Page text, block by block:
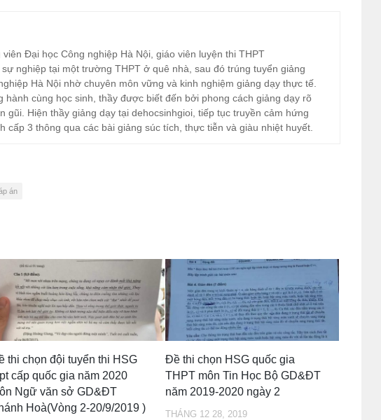
Đại học Công nghiệp Hà Nội, giáo viên luyện thi THPT
nghiệp tại một trường THPT ở quê nhà, sau đó trúng tuyển giảng
Hà Nội nhờ chuyên môn vững và kinh nghiệm giảng dạy thực tế.
hành cùng học sinh, thầy được biết đến bởi phong cách giảng dạy rõ
gũi. Hiện thầy giảng dạy tại dehocsinhgioi, tiếp tục truyền cảm hứng
cấp 3 thông qua các bài giảng súc tích, thực tiễn và giàu nhiệt huyết.
án
thi chọn đội tuyển thi HSG
cấp quốc gia năm 2020
Ngữ văn sở GD&ĐT
Hoà(Vòng 2-20/9/2019 )
Đề thi chọn HSG quốc gia
THPT môn Tin Học Bộ GD&ĐT
năm 2019-2020 ngày 2
THÁNG 12 28, 2019